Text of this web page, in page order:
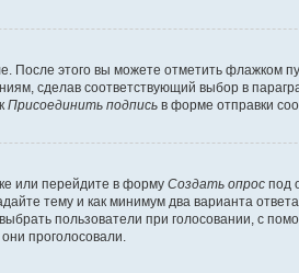
После этого вы можете отметить флажком
сделав соответствующий выбор в
Присоединить подпись в форме отправки
или перейдите в форму Создать опрос под
тему и как минимум два варианта
пользователи при голосовании, с
проголосовали.